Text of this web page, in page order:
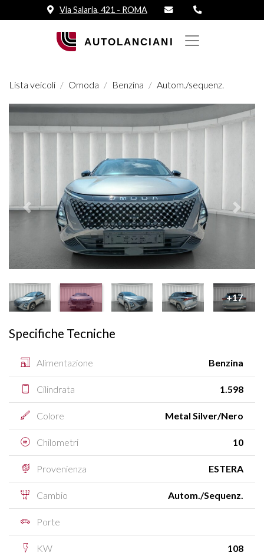
Via Salaria, 421 - ROMA
Lista veicoli Omoda Benzina Autom./sequenz.
Prededente
+17
Specifiche Tecniche
Alimentazione Benzina
Cilindrata 1.598
Colore Metal Silver/Nero
Chilometri 10
Provenienza ESTERA
Cambio Autom./Sequenz.
Porte
KW 108